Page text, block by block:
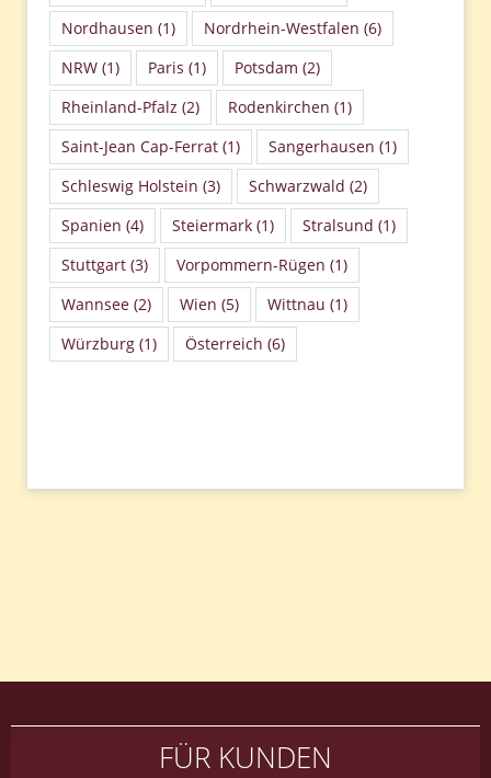
Nordhausen (1) Nordrhein-Westfalen (6)
NRW (1) Paris (1) Potsdam (2)
Rheinland-Pfalz (2) Rodenkirchen (1)
Saint-Jean Cap-Ferrat (1) Sangerhausen (1)
Schleswig Holstein (3) Schwarzwald (2)
Spanien (4) Steiermark (1) Stralsund (1)
Stuttgart (3) Vorpommern-Rügen (1)
Wannsee (2) Wien (5) Wittnau (1)
Würzburg (1) Österreich (6)
FÜR KUNDEN